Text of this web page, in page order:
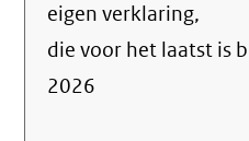
eigen verklaring,
die voor het laatst is
2026